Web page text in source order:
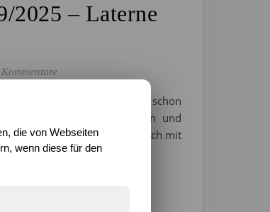
2025 – Laterne
Katzengeist. Habt ihr ihn schon
Sorge, er wird weiterhin hin und
Blog herumspuken und euch mit
beglücken,…
die von Webseiten
wenn diese für den